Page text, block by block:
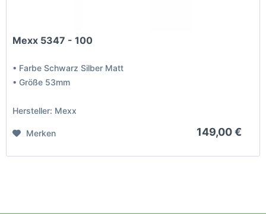
Mexx 5347 - 100
• Farbe Schwarz Silber Matt
• Größe 53mm
Hersteller: Mexx
149,00 €
Merken